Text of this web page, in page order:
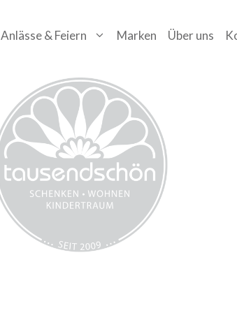
Anlässe & Feiern Marken Über uns